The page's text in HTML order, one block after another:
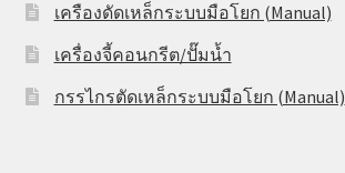
เครืองดัดเหล็กระบบมือโยก (Manual)
เครื่องจี้คอนกรีต/ปั๊มน้ำ
กรรไกรตัดเหล็กระบบมือโยก (Manual)